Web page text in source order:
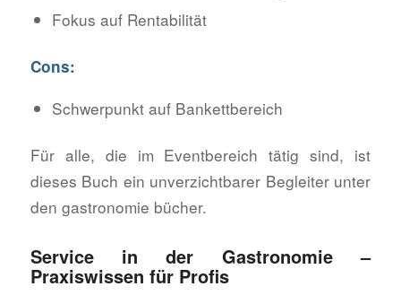
Fokus auf Rentabilität
Cons:
Schwerpunkt auf Bankettbereich
Für alle, die im Eventbereich tätig sind, ist
dieses Buch ein unverzichtbarer Begleiter unter
den gastronomie bücher.
Service in der Gastronomie –
Praxiswissen für Profis